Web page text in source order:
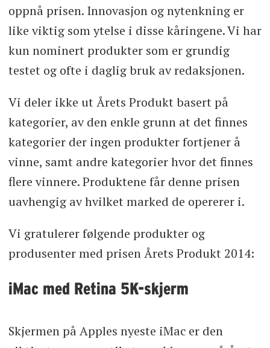
oppnå prisen. Innovasjon og nytenkning er
like viktig som ytelse i disse kåringene. Vi har
kun nominert produkter som er grundig
testet og ofte i daglig bruk av redaksjonen.
Vi deler ikke ut Årets Produkt basert på
kategorier, av den enkle grunn at det finnes
kategorier der ingen produkter fortjener å
vinne, samt andre kategorier hvor det finnes
flere vinnere. Produktene får denne prisen
uavhengig av hvilket marked de opererer i.
Vi gratulerer følgende produkter og
produsenter med prisen Årets Produkt 2014:
iMac med Retina 5K-skjerm
Skjermen på Apples nyeste iMac er den